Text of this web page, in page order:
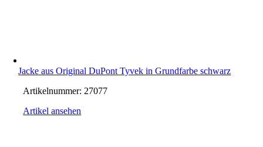
Jacke aus Original DuPont Tyvek in Grundfarbe schwarz
Artikelnummer: 27077
Artikel ansehen